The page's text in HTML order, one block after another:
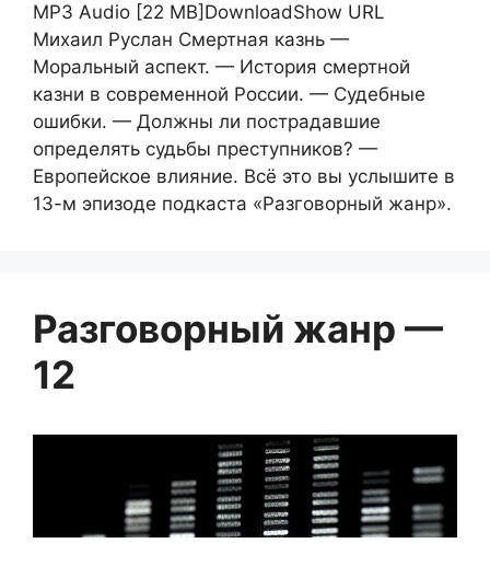
MP3 Audio [22 MB]DownloadShow URL
Михаил Руслан Смертная казнь —
Моральный аспект. — История смертной
казни в современной России. — Судебные
ошибки. — Должны ли пострадавшие
определять судьбы преступников? —
Европейское влияние. Всё это вы услышите в
13-м эпизоде подкаста «Разговорный жанр».
Разговорный жанр —
12